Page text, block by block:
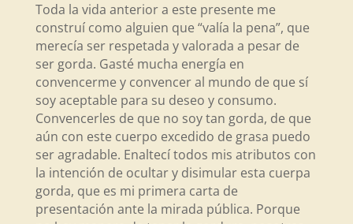
Toda la vida anterior a este presente me
construí como alguien que “valía la pena”, que
merecía ser respetada y valorada a pesar de
ser gorda. Gasté mucha energía en
convencerme y convencer al mundo de que sí
soy aceptable para su deseo y consumo.
Convencerles de que no soy tan gorda, de que
aún con este cuerpo excedido de grasa puedo
ser agradable. Enaltecí todos mis atributos con
la intención de ocultar y disimular esta cuerpa
gorda, que es mi primera carta de
presentación ante la mirada pública. Porque